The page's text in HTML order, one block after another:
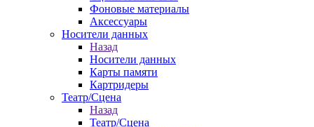
Фоновые материалы
Аксессуары
Носители данных
Назад
Носители данных
Карты памяти
Картридеры
Театр/Сцена
Назад
Театр/Сцена